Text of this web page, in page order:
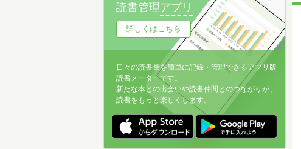
読書管理アプリ
詳しくはこちら
日々の読書量を簡単に記録・管理できるアプリ版
読書メーターです。
新たな本との出会いや読書仲間とのつながりが、
読書をもっと楽しくします。